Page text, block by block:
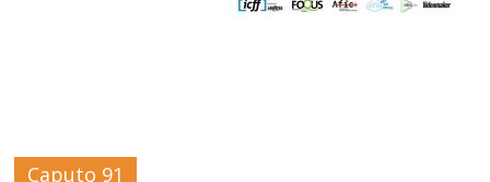
Caputo 91